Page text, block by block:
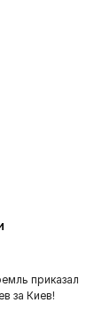
приказал
за Киев!